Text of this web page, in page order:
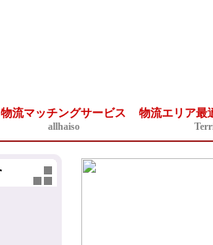
物流マッチングサービス
allhaiso
物流エリア最